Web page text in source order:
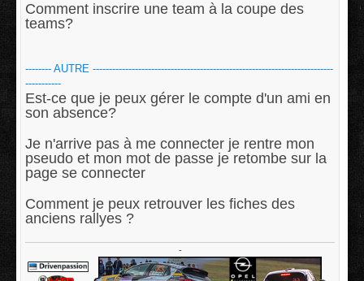
Comment inscrire une team à la coupe des
teams?
-------- AUTRE --------------------------------------------------------------------------
-----------
Est-ce que je peux gérer le compte d'un ami en
son absence?
Je n'arrive pas à me connecter je rentre mon
pseudo et mon mot de passe je retombe sur la
page se connecter
Comment je peux retrouver les fiches des
anciens rallyes ?
-